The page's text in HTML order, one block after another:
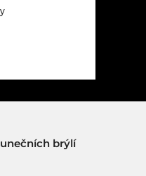
brýlí